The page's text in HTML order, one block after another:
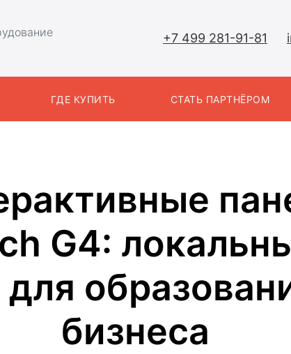
+7 499 281-91-81
ГДЕ КУПИТЬ СТАТЬ ПАРТНЁРОМ
G4:
для
бизнеса